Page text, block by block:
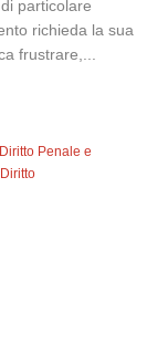
particolare
richieda la sua
frustrare,...
Diritto Penale e